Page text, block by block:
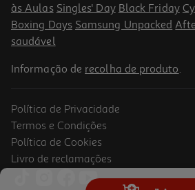
Toner Hp 44a Cf244a
às Aulas Singles' Day Black Friday
Boxing Days Samsung Unpacked
saudável
Informação de recolha de produto.
Política de Privacidade
Termos e Condições
Política de Cookies
Livro de reclamações